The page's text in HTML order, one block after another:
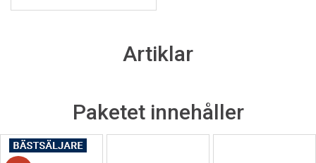
Artiklar
Paketet innehåller